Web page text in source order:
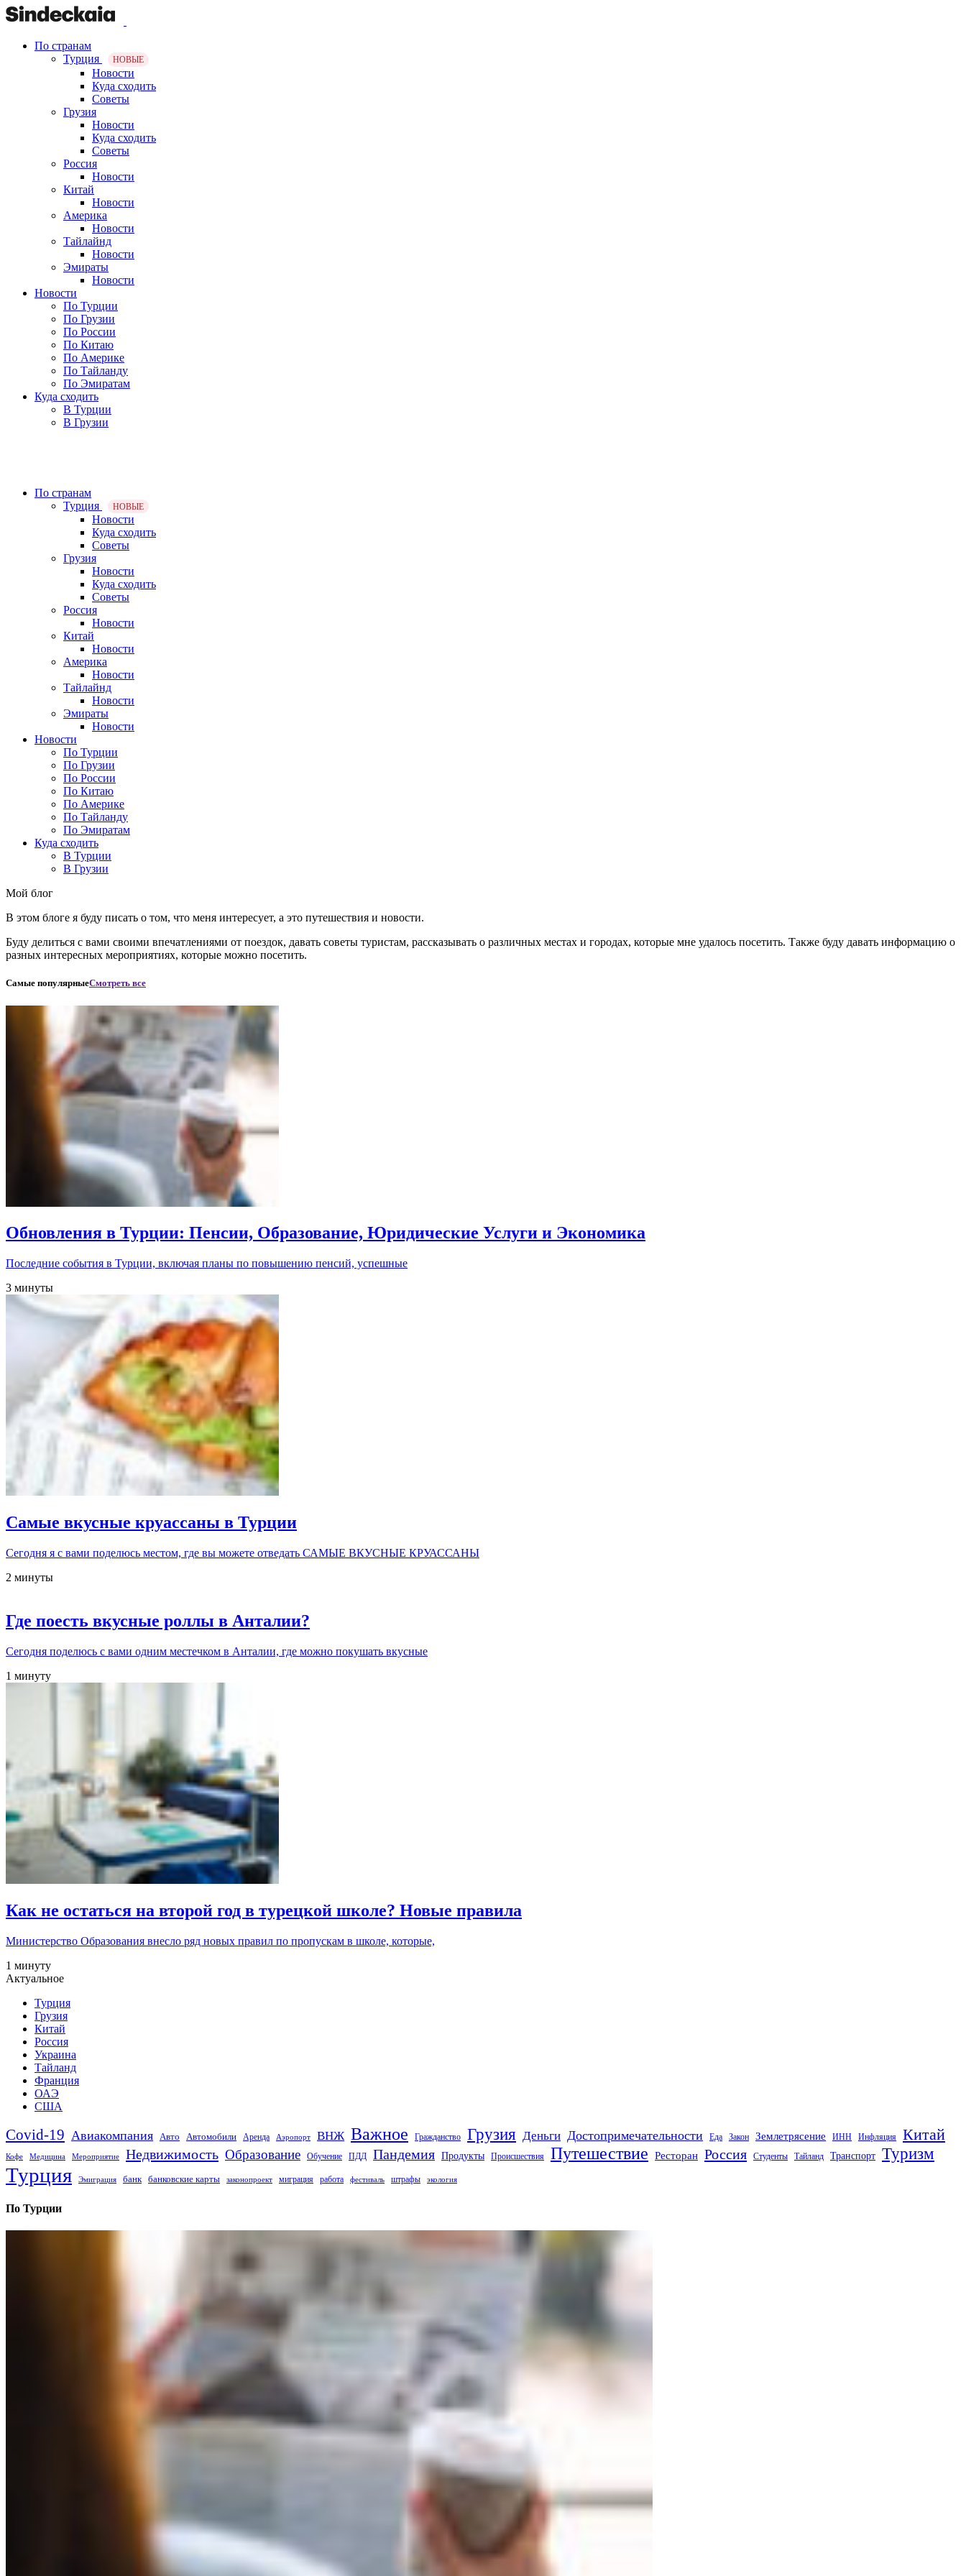
По странам
Турция
НОВЫЕ
Новости
Куда сходить
Советы
Грузия
Новости
Куда сходить
Советы
Россия
Новости
Китай
Новости
Америка
Новости
Тайлайнд
Новости
Эмираты
Новости
Новости
По Турции
По Грузии
По России
По Китаю
По Америке
По Тайланду
По Эмиратам
Куда сходить
В Турции
В Грузии
По странам
Турция
НОВЫЕ
Новости
Куда сходить
Советы
Грузия
Новости
Куда сходить
Советы
Россия
Новости
Китай
Новости
Америка
Новости
Тайлайнд
Новости
Эмираты
Новости
Новости
По Турции
По Грузии
По России
По Китаю
По Америке
По Тайланду
По Эмиратам
Куда сходить
В Турции
В Грузии
Мой блог
В этом блоге я буду писать о том, что меня интересует, а это путешествия и новости.
Буду делиться с вами своими впечатлениями от поездок, давать советы туристам, рассказывать о различных местах и городах, которые мне удалось посетить. Также буду давать информацию о
разных интересных мероприятиях, которые можно посетить.
Самые популярныеСмотреть все
Обновления в Турции: Пенсии, Образование, Юридические Услуги и Экономика
Последние события в Турции, включая планы по повышению пенсий, успешные
3 минуты
Самые вкусные круассаны в Турции
Сегодня я с вами поделюсь местом, где вы можете отведать САМЫЕ ВКУСНЫЕ КРУАССАНЫ
2 минуты
Где поесть вкусные роллы в Анталии?
Сегодня поделюсь с вами одним местечком в Анталии, где можно покушать вкусные
1 минуту
Как не остаться на второй год в турецкой школе? Новые правила
Министерство Образования внесло ряд новых правил по пропускам в школе, которые,
1 минуту
Актуальное
Турция
Грузия
Китай
Россия
Украина
Тайланд
Франция
ОАЭ
США
Covid-19 Авиакомпания Авто Автомобили Аренда Аэропорт ВНЖ Важное Гражданство Грузия Деньги Достопримечательности Еда Закон Землетрясение ИНН Инфляция Китай
Кофе Медицина Мероприятие Недвижимость Образование Обучение ПДД Пандемия Продукты Происшествия Путешествие Ресторан Россия Студенты Тайланд Транспорт Туризм
Турция Эмиграция банк банковские карты законопроект миграция работа фестиваль штрафы экология
По Турции